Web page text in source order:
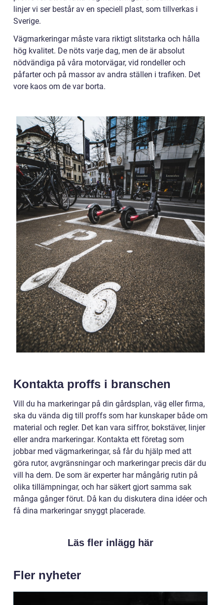
linjer vi ser består av en speciell plast, som tillverkas i
Sverige.
Vägmarkeringar måste vara riktigt slitstarka och hålla
hög kvalitet. De nöts varje dag, men de är absolut
nödvändiga på våra motorvägar, vid rondeller och
påfarter och på massor av andra ställen i trafiken. Det
vore kaos om de var borta.
Kontakta proffs i branschen
Vill du ha markeringar på din gårdsplan, väg eller firma,
ska du vända dig till proffs som har kunskaper både om
material och regler. Det kan vara siffror, bokstäver, linjer
eller andra markeringar. Kontakta ett företag som
jobbar med vägmarkeringar, så får du hjälp med att
göra rutor, avgränsningar och markeringar precis där du
vill ha dem. De som är experter har mångårig rutin på
olika tillämpningar, och har säkert gjort samma sak
många gånger förut. Då kan du diskutera dina idéer och
få dina markeringar snyggt placerade.
Läs fler inlägg här
Fler nyheter